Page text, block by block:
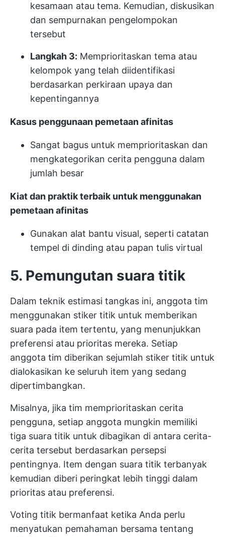
kesamaan atau tema. Kemudian, diskusikan
dan sempurnakan pengelompokan
tersebut
Langkah 3: Memprioritaskan tema atau
kelompok yang telah diidentifikasi
berdasarkan perkiraan upaya dan
kepentingannya
Kasus penggunaan pemetaan afinitas
Sangat bagus untuk memprioritaskan dan
mengkategorikan cerita pengguna dalam
jumlah besar
Kiat dan praktik terbaik untuk menggunakan
pemetaan afinitas
Gunakan alat bantu visual, seperti catatan
tempel di dinding atau papan tulis virtual
5. Pemungutan suara titik
Dalam teknik estimasi tangkas ini, anggota tim
menggunakan stiker titik untuk memberikan
suara pada item tertentu, yang menunjukkan
preferensi atau prioritas mereka. Setiap
anggota tim diberikan sejumlah stiker titik untuk
dialokasikan ke seluruh item yang sedang
dipertimbangkan.
Misalnya, jika tim memprioritaskan cerita
pengguna, setiap anggota mungkin memiliki
tiga suara titik untuk dibagikan di antara cerita-
cerita tersebut berdasarkan persepsi
pentingnya. Item dengan suara titik terbanyak
kemudian diberi peringkat lebih tinggi dalam
prioritas atau preferensi.
Voting titik bermanfaat ketika Anda perlu
menyatukan pemahaman bersama tentang